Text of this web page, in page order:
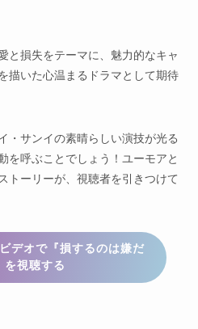
と損失をテーマに、魅力的なキャ
描いた心温まるドラマとして期待
・サンイの素晴らしい演技が光る
を呼ぶことでしょう！ユーモアと
トーリーが、視聴者を引きつけて
デオで『損するのは嫌だ
を視聴する